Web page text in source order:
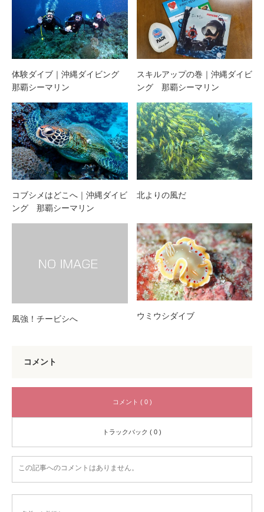
体験ダイブ｜沖縄ダイビング
那覇シーマリン
スキルアップの巻｜沖縄ダイビ
ング 那覇シーマリン
コブシメはどこへ｜沖縄ダイビ
ング 那覇シーマリン
北よりの風だ
風強！チービシへ ウミウシダイブ
コメント
コメント ( 0 )
トラックバック ( 0 )
この記事へのコメントはありません。